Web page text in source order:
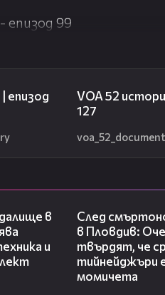
епизод 99
епизод
VOA 52
127
в
и
След
в Пловдив:
твърдят, че
тийнейджъри
момичета